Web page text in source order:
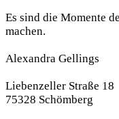
Es sind die Momente
machen.
Alexandra Gellings
Liebenzeller Straße 18
75328 Schömberg